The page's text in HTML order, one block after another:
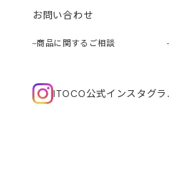
お問い合わせ
商品に関するご相談
ITOCO公式インスタグラ